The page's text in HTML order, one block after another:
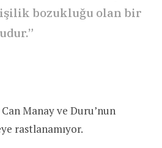
bozukluğu olan bir
Manay ve Duru’nun
rastlanamıyor.